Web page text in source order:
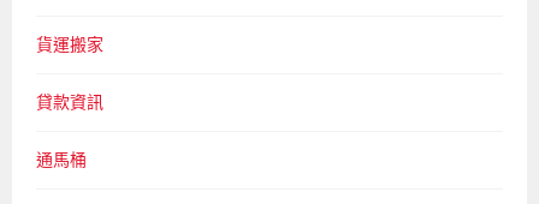
貨運搬家
貸款資訊
通馬桶